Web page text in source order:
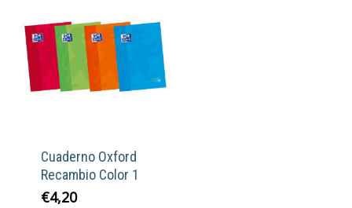
Cuaderno Oxford
Recambio Color 1
€4,20